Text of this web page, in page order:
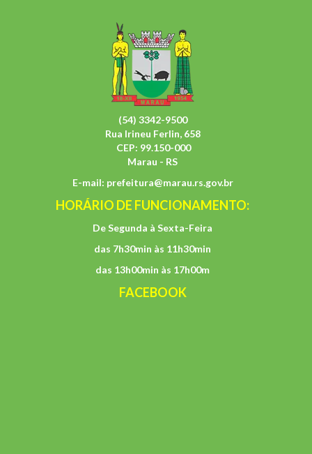
(54) 3342-9500
Rua Irineu Ferlin, 658
CEP: 99.150-000
Marau - RS
E-mail: prefeitura@marau.rs.gov.br
HORÁRIO DE FUNCIONAMENTO:
De Segunda à Sexta-Feira
das 7h30min às 11h30min
das 13h00min às 17h00m
FACEBOOK